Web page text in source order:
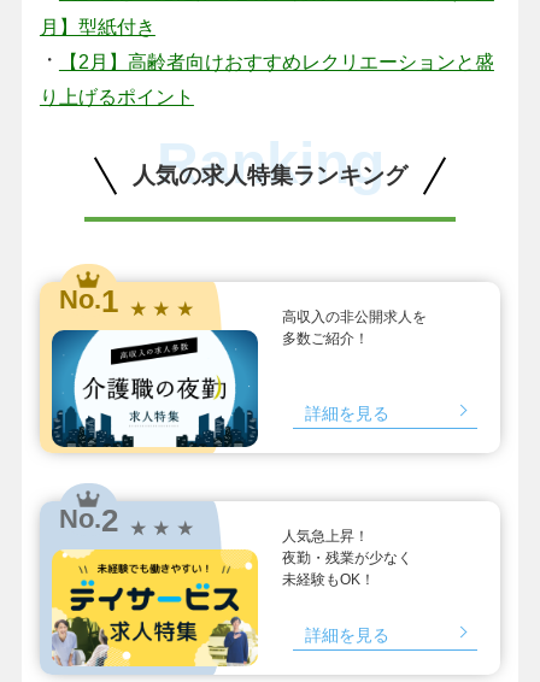
月】型紙付き
・
【2月】高齢者向けおすすめレクリエーションと盛
り上げるポイント
人気の求人特集ランキング
Ranking
No.1 ★ ★ ★
高収入の非公開求人を
多数ご紹介！
詳細を見る
No.2 ★ ★ ★
人気急上昇！
夜勤・残業が少なく
未経験もOK！
詳細を見る